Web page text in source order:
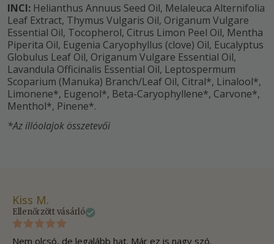
INCI: Helianthus Annuus Seed Oil, Melaleuca Alternifolia
Leaf Extract, Thymus Vulgaris Oil, Origanum Vulgare
Essential Oil, Tocopherol, Citrus Limon Peel Oil, Mentha
Piperita Oil, Eugenia Caryophyllus (clove) Oil, Eucalyptus
Globulus Leaf Oil, Origanum Vulgare Essential Oil,
Lavandula Officinalis Essential Oil, Leptospermum
Scoparium (Manuka) Branch/Leaf Oil, Citral*, Linalool*,
Limonene*, Eugenol*, Beta-Caryophyllene*, Carvone*,
Menthol*, Pinene*.
*Az illóolajok összetevői
Kiss M.
Ellenőrzött vásárló
Nem olcsó, de legalább hat. Már ez is nagy szó.